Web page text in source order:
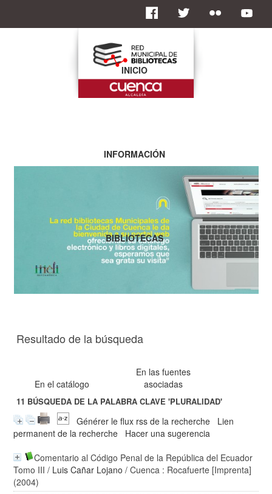
Resultado de la búsqueda
En el catálogo
En las fuentes
asociadas
11 BÚSQUEDA DE LA PALABRA CLAVE'PLURALIDAD'
Générer le flux rss de la recherche
Lien
permanent de la recherche
Hacer una sugerencia
Comentario al Código Penal de la República del Ecuador
Tomo III / Luis Cañar Lojano / Cuenca : Rocafuerte [Imprenta]
(2004)
INICIO
INFORMACIÓN
BIBLIOTECAS